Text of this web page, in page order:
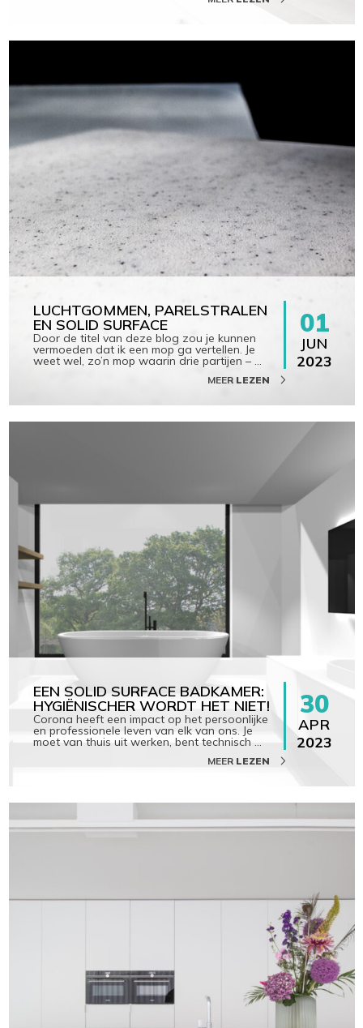
Geen producten in je winkelwagen.
01
JUN
2023
LUCHTGOMMEN, PARELSTRALEN
EN SOLID SURFACE
Door de titel van deze blog zou je kunnen
vermoeden dat ik een mop ga vertellen. Je
weet wel, zo’n mop waarin drie partijen – …
MEER LEZEN
30
APR
2023
EEN SOLID SURFACE BADKAMER:
HYGIËNISCHER WORDT HET NIET!
Corona heeft een impact op het persoonlijke
en professionele leven van elk van ons. Je
moet van thuis uit werken, bent technisch …
MEER LEZEN